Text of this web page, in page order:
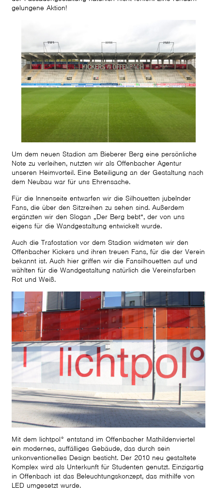
gelungene Aktion!
Um dem neuen Stadion am Bieberer Berg eine persönliche
Note zu verleihen, nutzten wir als Offenbacher Agentur
unseren Heimvorteil. Eine Beteiligung an der Gestaltung nach
dem Neubau war für uns Ehrensache.
Für die Innenseite entwarfen wir die Silhouetten jubelnder
Fans, die über den Sitzreihen zu sehen sind. Außerdem
ergänzten wir den Slogan „Der Berg bebt“, der von uns
eigens für die Wandgestaltung entwickelt wurde.
Auch die Trafostation vor dem Stadion widmeten wir den
Offenbacher Kickers und ihren treuen Fans, für die der Verein
bekannt ist. Auch hier griffen wir die Fansilhouetten auf und
wählten für die Wandgestaltung natürlich die Vereinsfarben
Rot und Weiß.
Mit dem lichtpol° entstand im Offenbacher Mathildenviertel
ein modernes, auffälliges Gebäude, das durch sein
unkonventionelles Design besticht. Der 2010 neu gestaltete
Komplex wird als Unterkunft für Studenten genutzt. Einzigartig
in Offenbach ist das Beleuchtungskonzept, das mithilfe von
LED umgesetzt wurde.